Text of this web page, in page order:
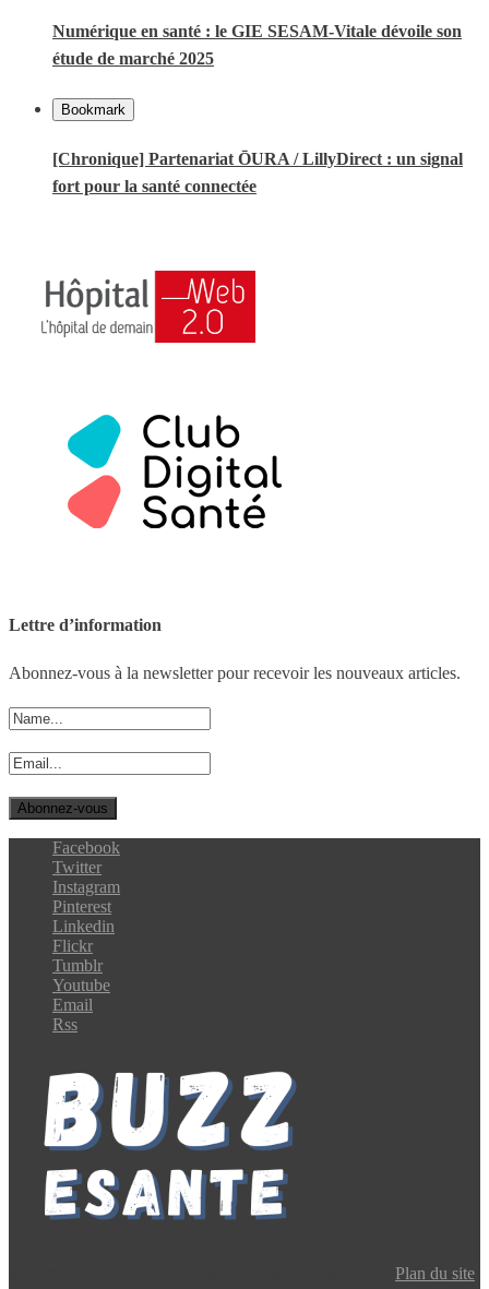
Numérique en santé : le GIE SESAM-Vitale dévoile son
étude de marché 2025
Bookmark
[Chronique] Partenariat ŌURA / LillyDirect : un signal
fort pour la santé connectée
Lettre d’information
Abonnez-vous à la newsletter pour recevoir les nouveaux articles.
Facebook
Twitter
Instagram
Pinterest
Linkedin
Flickr
Tumblr
Youtube
Email
Rss
Plan du site